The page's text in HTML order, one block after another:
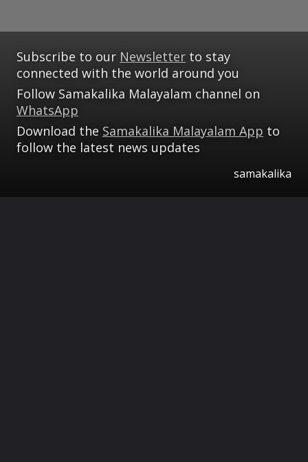
Subscribe to our Newsletter to stay
connected with the world around you
Follow Samakalika Malayalam channel on
WhatsApp
Download the Samakalika Malayalam App to
follow the latest news updates
samakalika